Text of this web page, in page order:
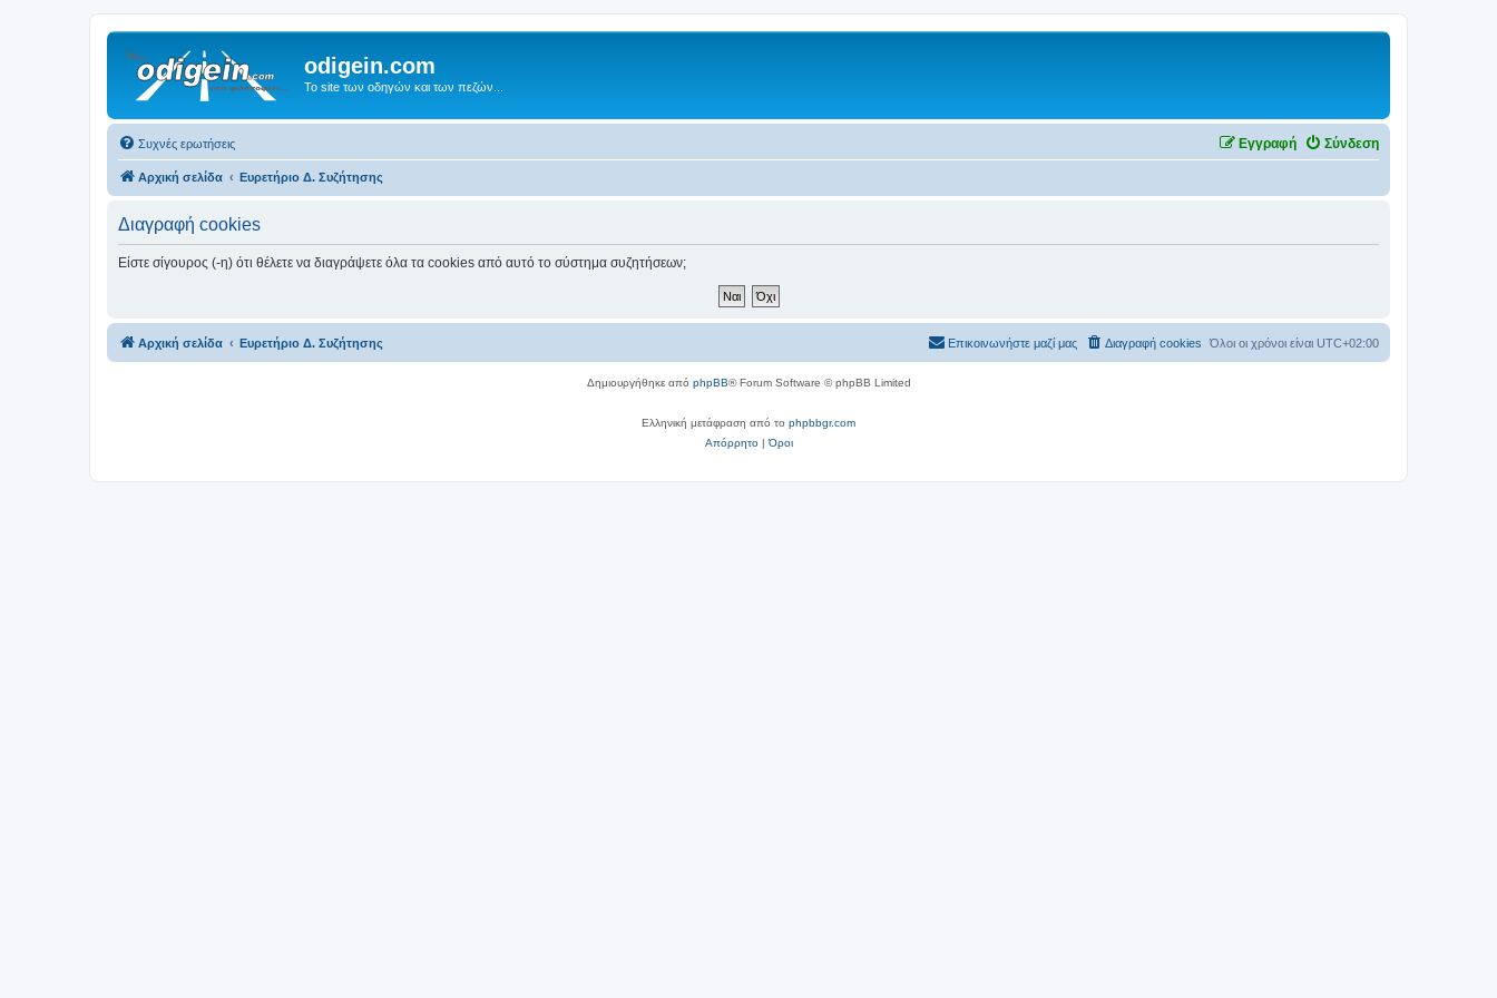
odigein.com
Το site των οδηγών και των πεζών...
Συχνές ερωτήσεις Σύνδεση
Εγγραφή
Αρχική σελίδα Ευρετήριο Δ. Συζήτησης
Διαγραφή cookies
Είστε σίγουρος (-η) ότι θέλετε να διαγράψετε όλα τα cookies από αυτό το σύστημα συζητήσεων;
Αρχική σελίδα Ευρετήριο Δ. Συζήτησης Όλοι οι χρόνοι είναι UTC+02:00
Διαγραφή cookies
Επικοινωνήστε μαζί μας
Δημιουργήθηκε από phpBB® Forum Software © phpBB Limited
Ελληνική μετάφραση από το phpbbgr.com
Απόρρητο|Όροι